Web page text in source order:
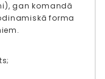
gan komandā
forma